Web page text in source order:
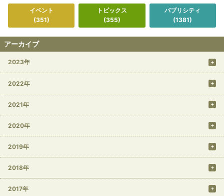
イベント
(351)
トピックス
(355)
パブリシティ
(1381)
アーカイブ
2023年
2022年
2021年
2020年
2019年
2018年
2017年